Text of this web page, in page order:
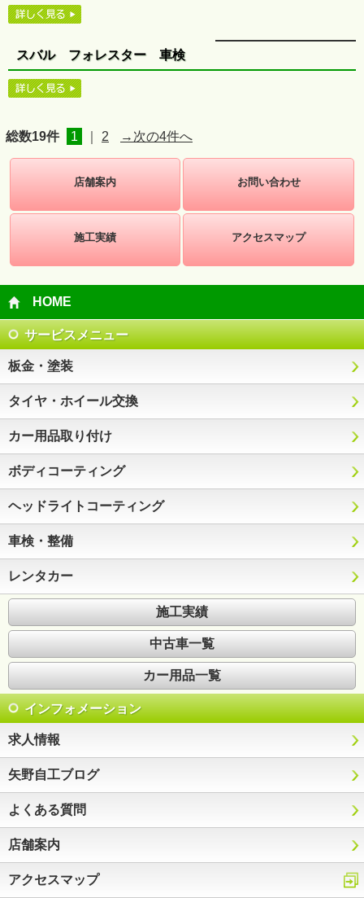
スバル フォレスター 車検
総数19件 1 2 →次の4件へ
店舗案内 お問い合わせ
施工実績 アクセスマップ
HOME
サービスメニュー
板金・塗装
タイヤ・ホイール交換
カー用品取り付け
ボディコーティング
ヘッドライトコーティング
車検・整備
レンタカー
施工実績
中古車一覧
カー用品一覧
インフォメーション
求人情報
矢野自工ブログ
よくある質問
店舗案内
アクセスマップ